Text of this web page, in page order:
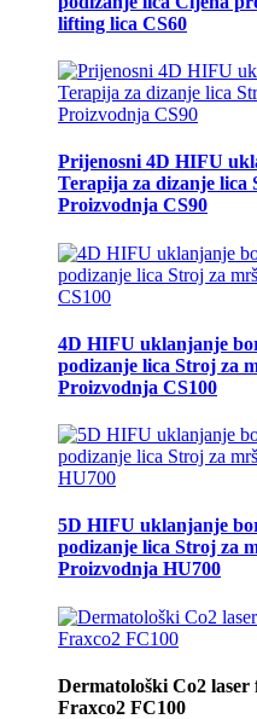
lifting lica CS60
Prijenosni 4D HIFU
Terapija za dizanje lica
Proizvodnja CS90
4D HIFU uklanjanje
podizanje lica Stroj za
Proizvodnja CS100
5D HIFU uklanjanje
podizanje lica Stroj za
Proizvodnja HU700
Dermatološki Co2
Fraxco2 FC100